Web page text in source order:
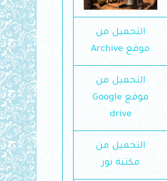
التحميل من
موقع Archive
التحميل من
موقع Google
drive
التحميل من
مكتبة نور